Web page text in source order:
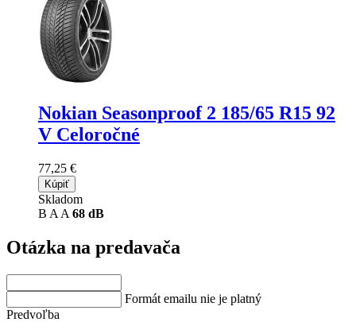
Nokian Seasonproof 2 185/65 R15 92
V Celoročné
77,25 €
Kúpiť
Skladom
B A A 68 dB
Otázka na predavača
Formát emailu nie je platný
Predvoľba